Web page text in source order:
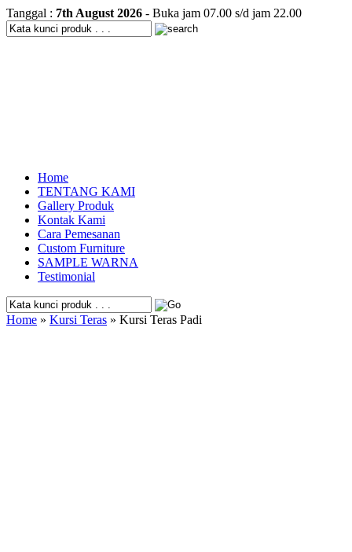
Tanggal : 7th August 2026 - Buka jam 07.00 s/d jam 22.00
Home
TENTANG KAMI
Gallery Produk
Kontak Kami
Cara Pemesanan
Custom Furniture
SAMPLE WARNA
Testimonial
Home » Kursi Teras » Kursi Teras Padi